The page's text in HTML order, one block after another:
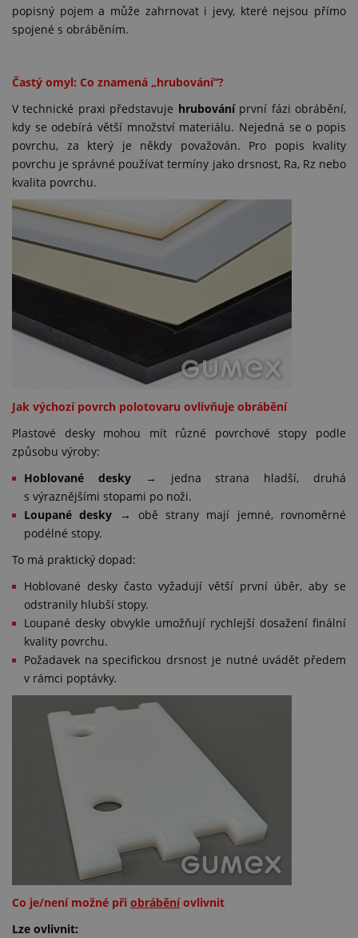
popisný pojem a může zahrnovat i jevy, které nejsou přímo
spojené s obráběním.
Častý omyl: Co znamená „hrubování“?
V technické praxi představuje hrubováníprvní fázi obrábění,
kdy se odebírá větší množství materiálu. Nejedná se o popis
povrchu, za který je někdy považován. Pro popis kvality
povrchu je správné používat termíny jako drsnost, Ra, Rz nebo
kvalita povrchu.
Jak výchozí povrch polotovaru ovlivňuje obrábění
Plastové desky mohou mít různé povrchové stopy podle
způsobu výroby:
Hoblované desky→ jedna strana hladší, druhá
s výraznějšími stopami po noži.
Loupané desky →
obě strany mají jemné, rovnoměrné
podélné stopy.
To má praktický dopad:
Hoblované desky často vyžadují větší první úběr, aby se
odstranily hlubší stopy.
Loupané desky obvykle umožňují rychlejší dosažení finální
kvality povrchu.
Požadavek na specifickou drsnost je nutné uvádět předem
v rámci poptávky.
Co je/není možné při obrábění ovlivnit
Lze ovlivnit: